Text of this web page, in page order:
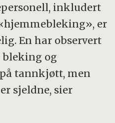
inkludert
er
En har observert
bleking og
tannkjøtt, men
sjeldne, sier